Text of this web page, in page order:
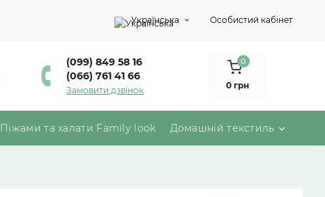
Українська Особистий кабінет
(099) 849 58 16
(066) 761 41 66
Замовити дзвінок
0
0 грн
Піжами та халати Family look Домашній текстиль